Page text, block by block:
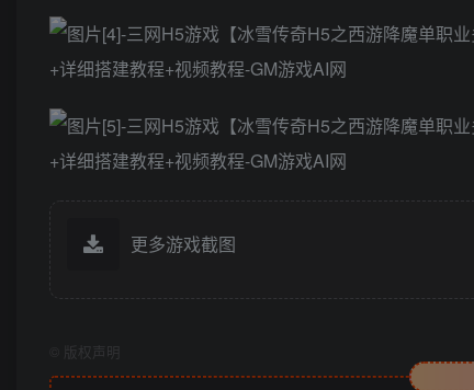
更多游戏截图
版权声明